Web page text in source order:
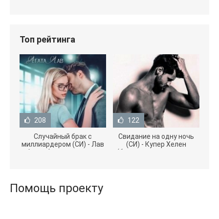
Топ рейтинга
208
Случайный брак с
миллиардером (СИ) - Лав
Агата (полная версия
122
Свидание на одну ночь
(СИ) - Купер Хелен
(бесплатные серии книг
Помощь проекту